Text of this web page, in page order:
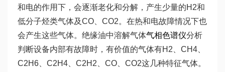
和电的作用下，会逐渐老化和分解，产生少量的H2和
低分子烃类气体及CO、CO2。在热和电故障情况下也
会产生这些气体。绝缘油中溶解气体气相色谱仪分析
判断设备内部有故障时，有价值的气体有H2、CH4、
C2H6、C2H4、C2H2、CO、CO2这几种特征气体。